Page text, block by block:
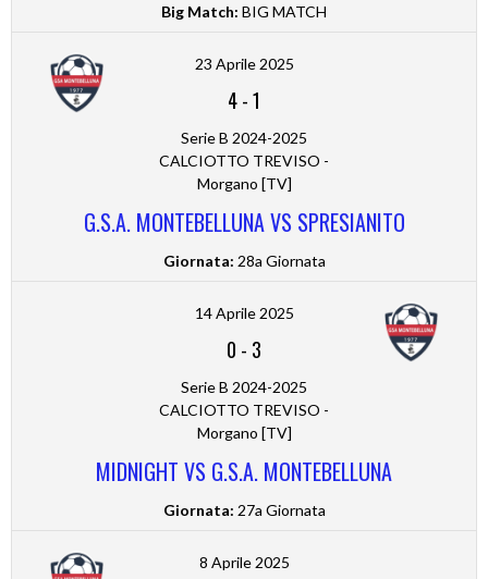
Big Match: BIG MATCH
23 Aprile 2025
4-1
Serie B 2024-2025
CALCIOTTO TREVISO -
Morgano [TV]
G.S.A. MONTEBELLUNA VS SPRESIANITO
Giornata: 28a Giornata
14 Aprile 2025
0 - 3
Serie B 2024-2025
CALCIOTTO TREVISO -
Morgano [TV]
MIDNIGHT VS G.S.A. MONTEBELLUNA
Giornata: 27a Giornata
8 Aprile 2025